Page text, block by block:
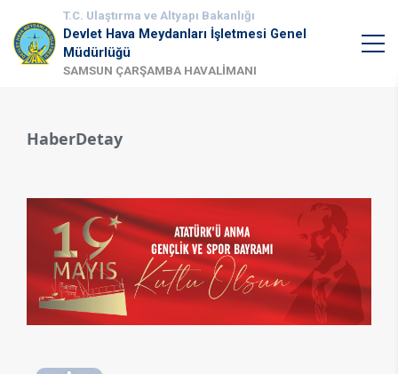
T.C. Ulaştırma ve Altyapı Bakanlığı
Devlet Hava Meydanları İşletmesi Genel
Müdürlüğü
SAMSUN ÇARŞAMBA HAVALİMANI
HaberDetay